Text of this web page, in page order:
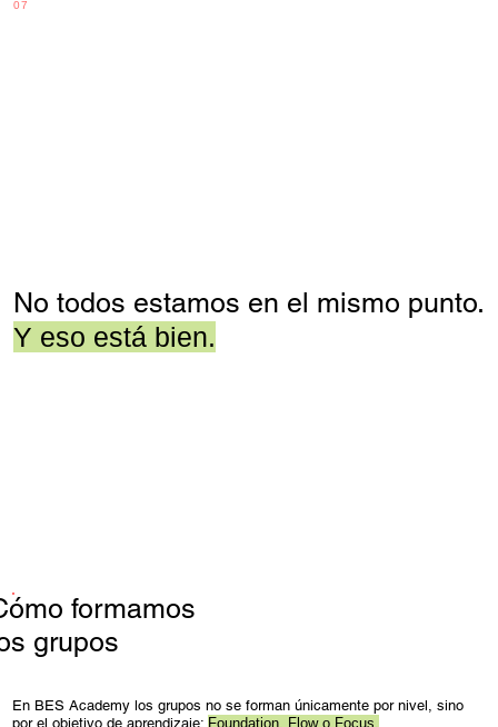
No todos estamos en el mismo punto.
Y eso está bien.
formamos
grupos
En BES Academy los grupos no se forman únicamente por nivel, sino
por el objetivo de aprendizaje: Foundation, Flow o Focus.
07